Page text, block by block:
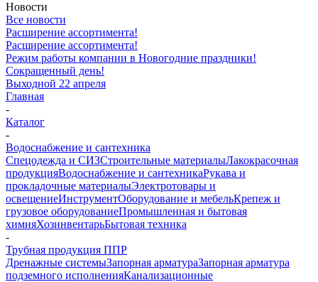
Новости
Все новости
Расширение ассортимента!
Расширение ассортимента!
Режим работы компании в Новогодние праздники!
Сокращенный день!
Выходной 22 апреля
Главная
-
Каталог
-
Водоснабжение и сантехника
Спецодежда и СИЗСтроительные материалыЛакокрасочная
продукцияВодоснабжение и сантехникаРукава и
прокладочные материалыЭлектротовары и
освещениеИнструментОборудование и мебельКрепеж и
грузовое оборудованиеПромышленная и бытовая
химияХозинвентарьБытовая техника
-
Трубная продукция ППР
Дренажные системыЗапорная арматураЗапорная арматура
подземного исполненияКанализационные